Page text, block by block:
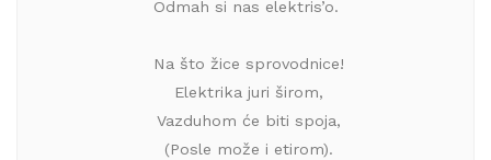
Odmah si nas elektris’o.
Na što žice sprovodnice!
Elektrika juri širom,
Vazduhom će biti spoja,
(Posle može i etirom).